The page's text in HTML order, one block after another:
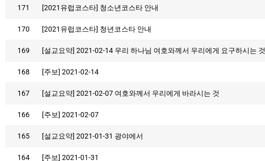
171 [2021유럽코스타] 청소년코스타 안내
170 [2021유럽코스타] 청년코스타 안내
169 [설교요약] 2021-02-14 우리 하나님 여호와께서 우리에게 요구하시는 것
168 [주보] 2021-02-14
167 [설교요약] 2021-02-07 여호와께서 우리에게 바라시는 것
166 [주보] 2021-02-07
165 [설교요약] 2021-01-31 광야에서
164 [주보] 2021-01-31